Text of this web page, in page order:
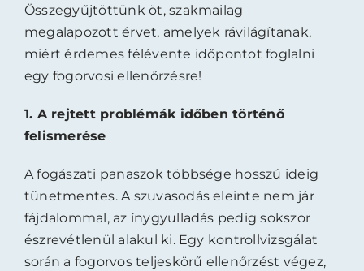
Összegyűjtöttünk öt, szakmailag
megalapozott érvet, amelyek rávilágítanak,
miért érdemes félévente időpontot foglalni
egy fogorvosi ellenőrzésre!
1. A rejtett problémák időben történő
felismerése
A fogászati panaszok többsége hosszú ideig
tünetmentes. A szuvasodás eleinte nem jár
fájdalommal, az ínygyulladás pedig sokszor
észrevétlenül alakul ki. Egy kontrollvizsgálat
során a fogorvos teljeskörű ellenőrzést végez,